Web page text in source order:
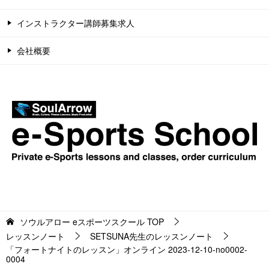
インストラクター講師募集求人
会社概要
ソウルアロー eスポーツスクール TOP
レッスンノート
SETSUNA先生のレッスンノート
「フォートナイトのレッスン」オンライン 2023-12-10-no0002-
0004